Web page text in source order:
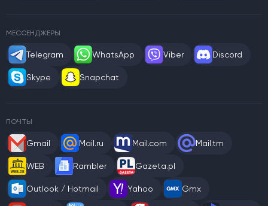
МЕССЕНДЖЕРЫ
Telegram WhatsApp Viber Discord
Skype Snapchat
ПОЧТЫ
Gmail Mail.ru Mail.com Mail.tm
WEB Rambler Gazeta.pl
Outlook / Hotmail Yahoo Gmx